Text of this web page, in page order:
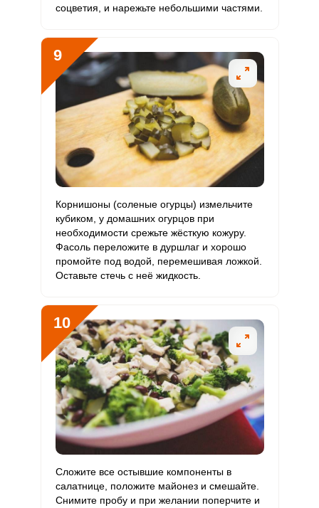
соцветия, и нарежьте небольшими частями.
9
Корнишоны (соленые огурцы) измельчите
кубиком, у домашних огурцов при
необходимости срежьте жёсткую кожуру.
Фасоль переложите в дуршлаг и хорошо
промойте под водой, перемешивая ложкой.
Оставьте стечь с неё жидкость.
10
Сложите все остывшие компоненты в
салатнице, положите майонез и смешайте.
Снимите пробу и при желании поперчите и